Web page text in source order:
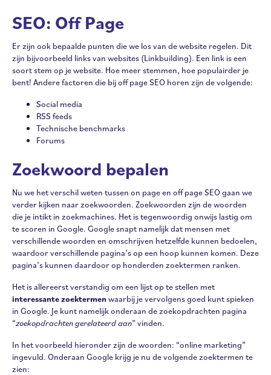
SEO: Off Page
Er zijn ook bepaalde punten die we los van de website regelen. Dit
zijn bijvoorbeeld links van websites (Linkbuilding). Een link is een
soort stem op je website. Hoe meer stemmen, hoe populairder je
bent! Andere factoren die bij off page SEO horen zijn de volgende:
Social media
RSS feeds
Technische benchmarks
Forums
Zoekwoord bepalen
Nu we het verschil weten tussen on page en off page SEO gaan we
verder kijken naar zoekwoorden. Zoekwoorden zijn de woorden
die je intikt in zoekmachines. Het is tegenwoordig onwijs lastig om
te scoren in Google. Google snapt namelijk dat mensen met
verschillende woorden en omschrijven hetzelfde kunnen bedoelen,
waardoor verschillende pagina’s op een hoop kunnen komen. Deze
pagina’s kunnen daardoor op honderden zoektermen ranken.
Het is allereerst verstandig om een lijst op te stellen met
interessante zoektermen waarbij je vervolgens goed kunt spieken
in Google. Je kunt namelijk onderaan de zoekopdrachten pagina
“zoekopdrachten gerelateerd aan” vinden.
In het voorbeeld hieronder zijn de woorden: “online marketing”
ingevuld. Onderaan Google krijg je nu de volgende zoektermen te
zien: